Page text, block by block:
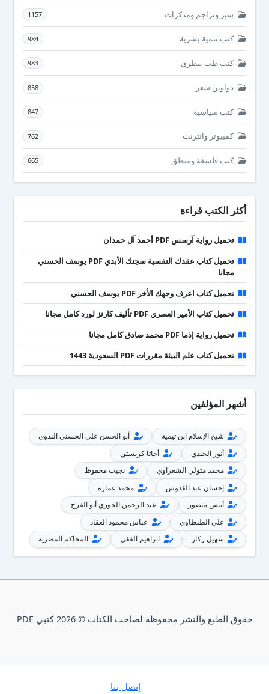
سير وتراجم ومذكرات 1157
كتب تنمية بشرية 984
كتب طب بيطرى 983
دواوين شعر 858
كتب سياسية 847
كمبيوتر وانترنت 762
كتب فلسفة ومنطق 665
أكثر الكتب قراءة
تحميل رواية آرسس PDF أحمد آل حمدان
تحميل كتاب عقدك النفسية سجنك الأبدي PDF يوسف الحسني
مجانا
تحميل كتاب اعرف وجهك الأخر PDF يوسف الحسني
تحميل كتاب الأمير العصري PDF تأليف كارنز لورد كامل مجانا
تحميل رواية إذما PDF محمد صادق كامل مجانا
تحميل كتاب علم البيئة مقررات PDF السعودية 1443
أشهر المؤلفين
شيخ الإسلام ابن تيمية
أبو الحسن علي الحسني الندوي
أنور الجندي
أجاثا كريستي
محمد متولي الشعراوي
نجيب محفوظ
إحسان عبد القدوس
محمد عمارة
أنيس منصور
عبد الرحمن الجوزي أبو الفرج
علي الطنطاوي
عباس محمود العقاد
سهيل زكار
ابراهيم الفقى المحاكم المصرية
حقوق الطبع والنشر محفوظة لصاحب الكتاب © 2026 كتبي PDF
إتصل بنا